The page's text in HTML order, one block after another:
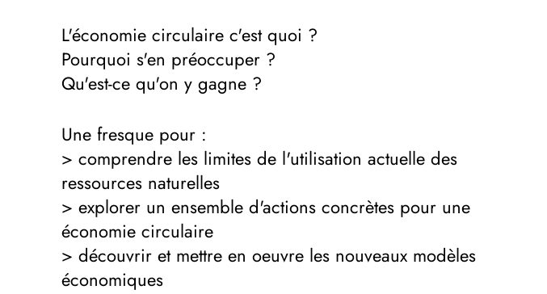
L'économie circulaire c'est quoi ?
Pourquoi s'en préoccuper ?
Qu'est-ce qu'on y gagne ?
Une fresque pour :
> comprendre les limites de l'utilisation actuelle des
ressources naturelles
> explorer un ensemble d'actions concrètes pour une
économie circulaire
> découvrir et mettre en oeuvre les nouveaux modèles
économiques